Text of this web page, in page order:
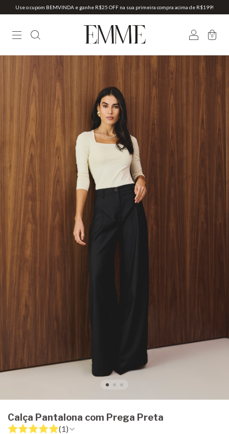
Use o cupom BEMVINDA e ganhe R$25 OFF na sua primeira compra acima de R$199!
0
Calça Pantalona com Prega Preta
(1)